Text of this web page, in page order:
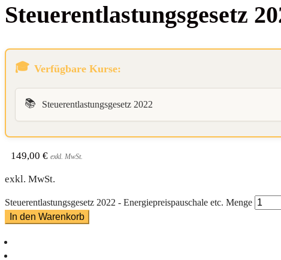
Steu­er­ent­las­tungs­ge­setz
Verfügbare Kurse:
📚 Steuerentlastungsgesetz 2022
149,00 € exkl. MwSt.
exkl. MwSt.
Steuerentlastungsgesetz 2022 - Energiepreispauschale etc. Menge
In den Warenkorb